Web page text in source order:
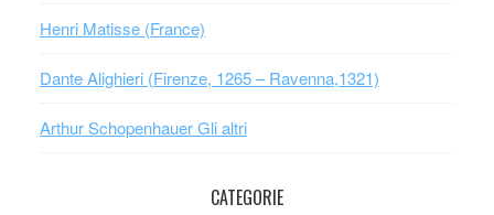
Henri Matisse (France)
Dante Alighieri (Firenze, 1265 – Ravenna,1321)
Arthur Schopenhauer Gli altri
CATEGORIE